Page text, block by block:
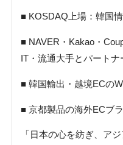
■ KOSDAQ上場：韓国
■ NAVER・Kakao・
IT・流通大手とパートナ
■ 韓国輸出・越境ECの
■ 京都製品の海外ECブ
「日本の心を紡ぎ、ア